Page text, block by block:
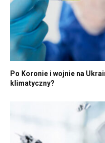
Po Koronie i wojnie na
klimatyczny?